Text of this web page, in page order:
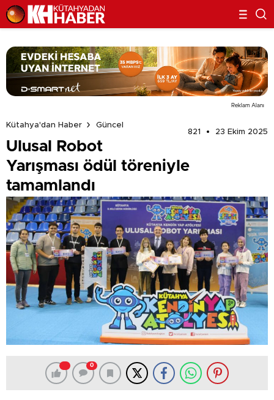
Reklam Alanı
Kütahya'dan Haber
Güncel
821
23 Ekim 2025
Ulusal Robot
Yarışması ödül töreniyle
tamamlandı
0